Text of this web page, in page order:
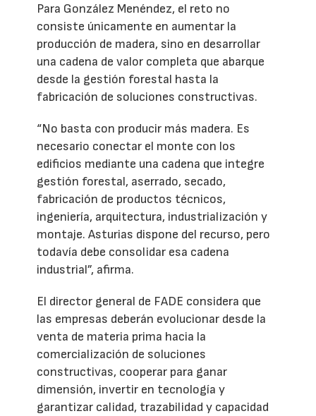
Para González Menéndez, el reto no
consiste únicamente en aumentar la
producción de madera, sino en desarrollar
una cadena de valor completa que abarque
desde la gestión forestal hasta la
fabricación de soluciones constructivas.
“No basta con producir más madera. Es
necesario conectar el monte con los
edificios mediante una cadena que integre
gestión forestal, aserrado, secado,
fabricación de productos técnicos,
ingeniería, arquitectura, industrialización y
montaje. Asturias dispone del recurso, pero
todavía debe consolidar esa cadena
industrial”, afirma.
El director general de FADE considera que
las empresas deberán evolucionar desde la
venta de materia prima hacia la
comercialización de soluciones
constructivas, cooperar para ganar
dimensión, invertir en tecnología y
garantizar calidad, trazabilidad y capacidad